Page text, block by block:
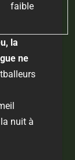
faible
la
ne
nuit à